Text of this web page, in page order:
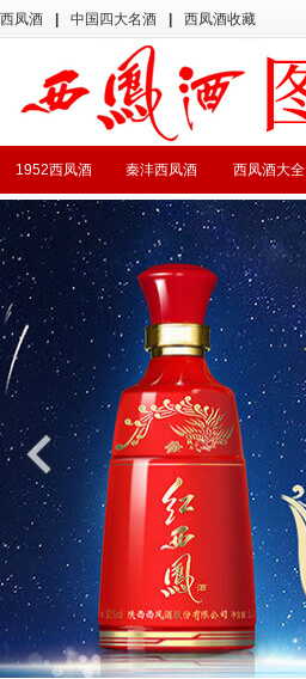
西凤酒 中国四大名酒 西凤酒收藏
西凤酒大全
秦沣西凤酒
1952西凤酒